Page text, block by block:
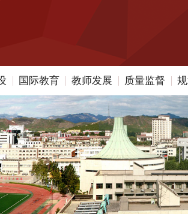
国际教育 教师发展 质量监督